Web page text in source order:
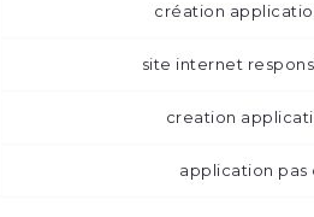
création
site internet
creation
application pas